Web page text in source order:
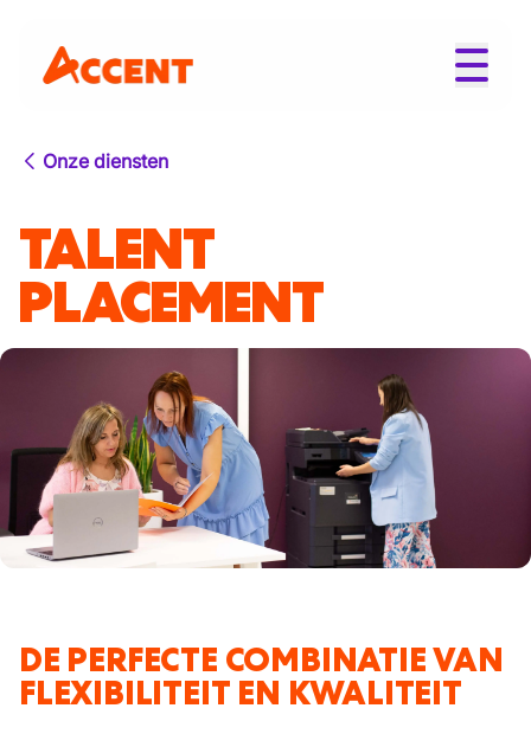
Onze diensten
TALENT
PLACEMENT
DE PERFECTE COMBINATIE VAN
FLEXIBILITEIT EN KWALITEIT